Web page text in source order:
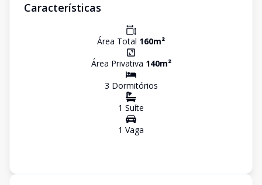
Características
Área Total 160m²
Área Privativa 140m²
3 Dormitórios
1 Suíte
1 Vaga